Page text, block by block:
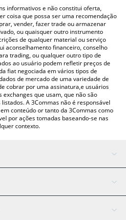
de ROD.AI nas principais
informativos e não constitui oferta,
coisa que possa ser uma recomendação
vender, fazer trade ou armazenar
ou quaisquer outro instrumento
de qualquer material ou serviço
aconselhamento financeiro, conselho
trading, ou qualquer outro tipo de
ao usuário podem refletir preços de
fiat negociada em vários tipos de
de mercado de uma variedade de
cobrar por uma assinatura,e usuários
que usam, que não são
A 3Commas não é responsável
conteúdo or tanto da 3Commas como
por ações tomadas baseando-se nas
contexto.